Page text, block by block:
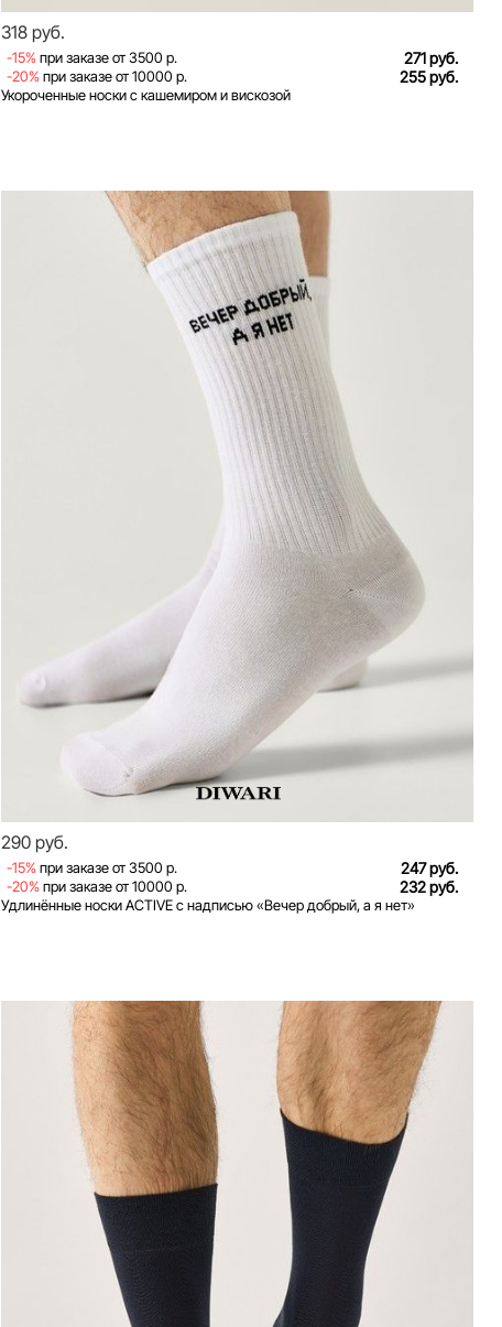
318 руб.
-15%при заказе от 3500 р. 271 руб.
-20%при заказе от 10000 р. 255 руб.
Укороченные носки с кашемиром и вискозой
290 руб.
-15%при заказе от 3500 р. 247 руб.
-20%при заказе от 10000 р. 232 руб.
Удлинённые носки ACTIVE с надписью «Вечер добрый, а я нет»